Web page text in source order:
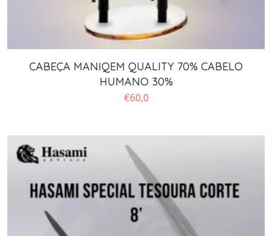
CABEÇA MANIQEM QUALITY 70% CABELO
HUMANO 30%
€60,0